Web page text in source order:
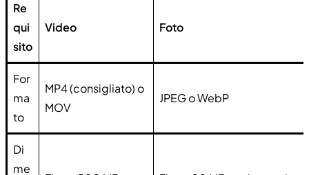
Re
qui
sito
Video Foto
For
ma
to
MP4 (consigliato) o
MOV
JPEG o WebP
Di
me